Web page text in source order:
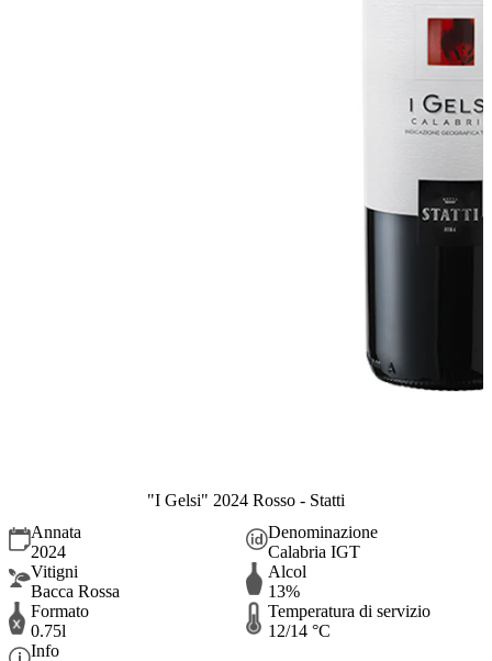
"I Gelsi" 2024 Rosso - Statti
Annata
2024
Denominazione
Calabria IGT
Vitigni
Bacca Rossa
Alcol
13%
Formato
0.75l
Temperatura di servizio
12/14 °C
Info